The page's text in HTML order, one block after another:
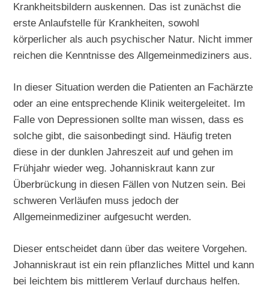
Krankheitsbildern auskennen. Das ist zunächst die
erste Anlaufstelle für Krankheiten, sowohl
körperlicher als auch psychischer Natur. Nicht immer
reichen die Kenntnisse des Allgemeinmediziners aus.
In dieser Situation werden die Patienten an Fachärzte
oder an eine entsprechende Klinik weitergeleitet. Im
Falle von Depressionen sollte man wissen, dass es
solche gibt, die saisonbedingt sind. Häufig treten
diese in der dunklen Jahreszeit auf und gehen im
Frühjahr wieder weg. Johanniskraut kann zur
Überbrückung in diesen Fällen von Nutzen sein. Bei
schweren Verläufen muss jedoch der
Allgemeinmediziner aufgesucht werden.
Dieser entscheidet dann über das weitere Vorgehen.
Johanniskraut ist ein rein pflanzliches Mittel und kann
bei leichtem bis mittlerem Verlauf durchaus helfen.